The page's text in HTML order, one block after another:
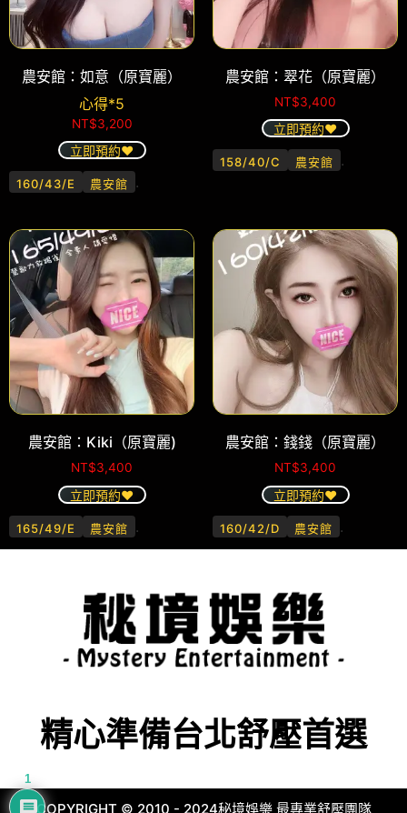
農安館：如意（原寶麗）
心得*5
NT$3,200
立即預約❤️
160/43/E 農安館 .
農安館：翠花（原寶麗）
NT$3,400
立即預約❤️
158/40/C 農安館 .
農安館：Kiki（原寶麗)
NT$3,400
立即預約❤️
165/49/E 農安館 .
農安館：錢錢（原寶麗）
NT$3,400
立即預約❤️
160/42/D 農安館 .
精心準備台北舒壓首選
COPYRIGHT © 2010 - 2024秘境娛樂 最專業舒壓團隊
1